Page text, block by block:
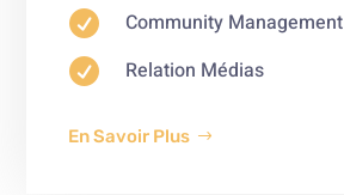
 Community Management
 Relation Médias
En Savoir Plus